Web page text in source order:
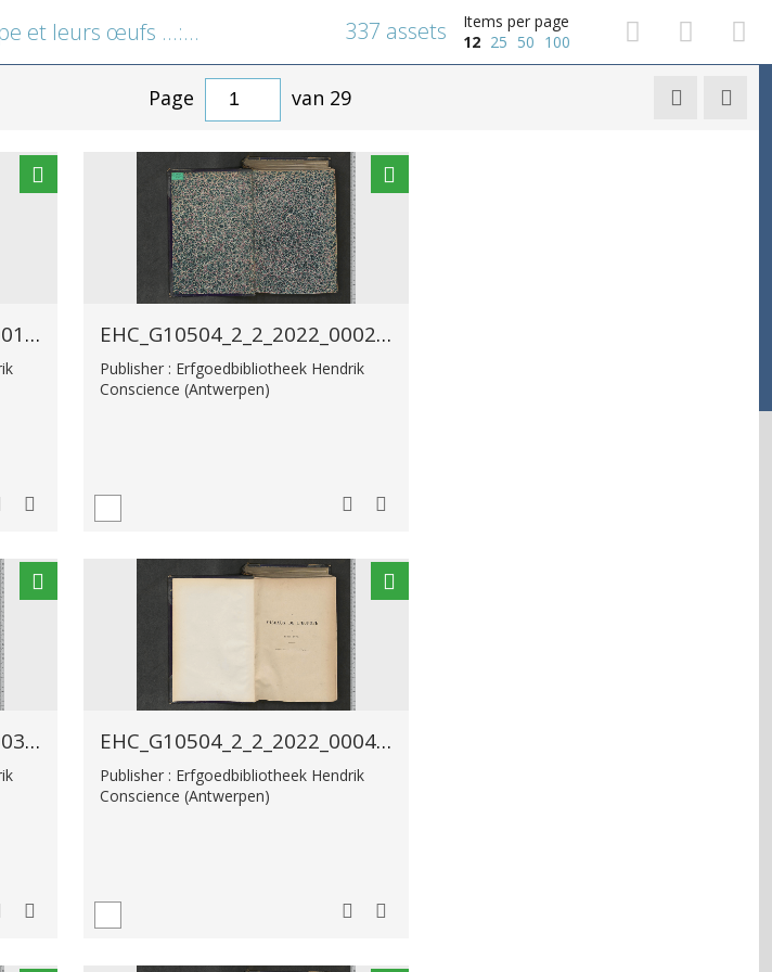
non observées en Belgique
Items per page
12 25 50 100
337 assets
Page van 29  
EHC_G10504_2_2_2022_0001.tif EHC_G10504_2_2_2022_0002.tif
Publisher : Erfgoedbibliotheek Hendrik
Conscience (Antwerpen)
EHC_G10504_2_2_2022_0003.tif EHC_G10504_2_2_2022_0004.tif
Publisher : Erfgoedbibliotheek Hendrik
Conscience (Antwerpen)